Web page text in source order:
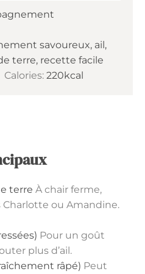
savoureux, ail,
terre, recette facile
Calories:220kcal
terre À chair ferme,
Charlotte ou Amandine.
Pour un goût
plus d’ail.
râpé) Peut